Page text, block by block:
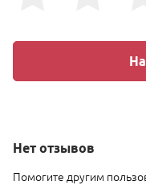
Нет отзывов
Помогите другим